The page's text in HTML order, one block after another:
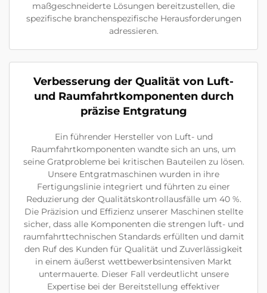
maßgeschneiderte Lösungen bereitzustellen, die
spezifische branchenspezifische Herausforderungen
adressieren.
Verbesserung der Qualität von Luft-
und Raumfahrtkomponenten durch
präzise Entgratung
Ein führender Hersteller von Luft- und
Raumfahrtkomponenten wandte sich an uns, um
seine Gratprobleme bei kritischen Bauteilen zu lösen.
Unsere Entgratmaschinen wurden in ihre
Fertigungslinie integriert und führten zu einer
Reduzierung der Qualitätskontrollausfälle um 40 %.
Die Präzision und Effizienz unserer Maschinen stellte
sicher, dass alle Komponenten die strengen luft- und
raumfahrttechnischen Standards erfüllten und damit
den Ruf des Kunden für Qualität und Zuverlässigkeit
in einem äußerst wettbewerbsintensiven Markt
untermauerte. Dieser Fall verdeutlicht unsere
Expertise bei der Bereitstellung effektiver